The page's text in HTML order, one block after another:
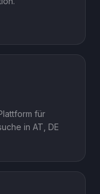
für
in AT, DE